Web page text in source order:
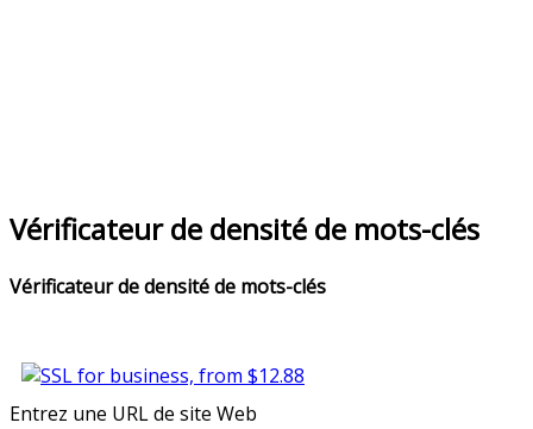
Vérificateur de densité de mots-clés
Vérificateur de densité de mots-clés
Entrez une URL de site Web